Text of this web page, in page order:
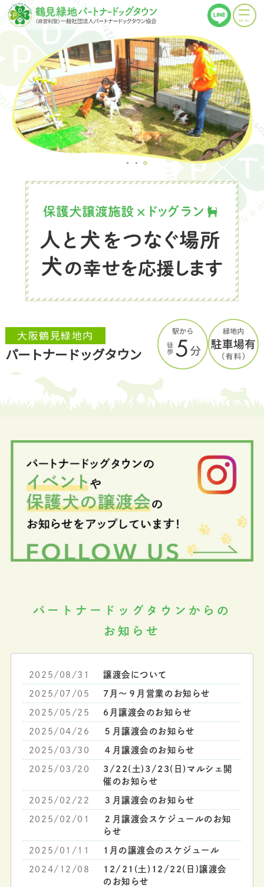
大阪鶴見緑地内
パートナードッグタウン
パートナードッグタウンからの
お知らせ
2025/08/31 譲渡会について
2025/07/05 7月～９月営業のお知らせ
2025/05/25 6月譲渡会のお知らせ
2025/04/26 ５月譲渡会のお知らせ
2025/03/30 ４月譲渡会のお知らせ
2025/03/20
3/22(土)3/23(日)マルシェ開
催のお知らせ
2025/02/22 ３月譲渡会のお知らせ
2025/02/01
２月譲渡会スケジュールのお知
らせ
2025/01/11 1月の譲渡会のスケジュール
2024/12/08
12/21(土)12/22(日)譲渡会
のお知らせ